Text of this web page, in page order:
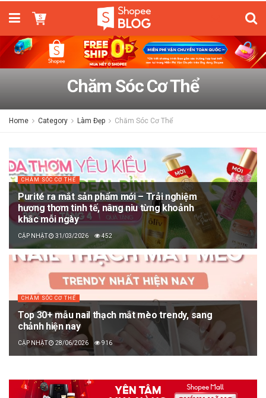
Chăm Sóc Cơ Thể
Home Category Làm Đẹp Chăm Sóc Cơ Thể
CHĂM SÓC CƠ THỂ
Purité ra mắt sản phẩm mới – Trải nghiệm
hương thơm tinh tế, nâng niu từng khoảnh
khắc mỗi ngày
31/03/2026 452
CHĂM SÓC CƠ THỂ
Top 30+ mẫu nail thạch mắt mèo trendy, sang
chảnh hiện nay
28/06/2026 916